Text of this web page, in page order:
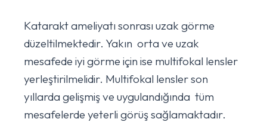
Katarakt ameliyatı sonrası uzak görme
düzeltilmektedir. Yakın orta ve uzak
mesafede iyi görme için ise multifokal lensler
yerleştirilmelidir. Multifokal lensler son
yıllarda gelişmiş ve uygulandığında tüm
mesafelerde yeterli görüş sağlamaktadır.